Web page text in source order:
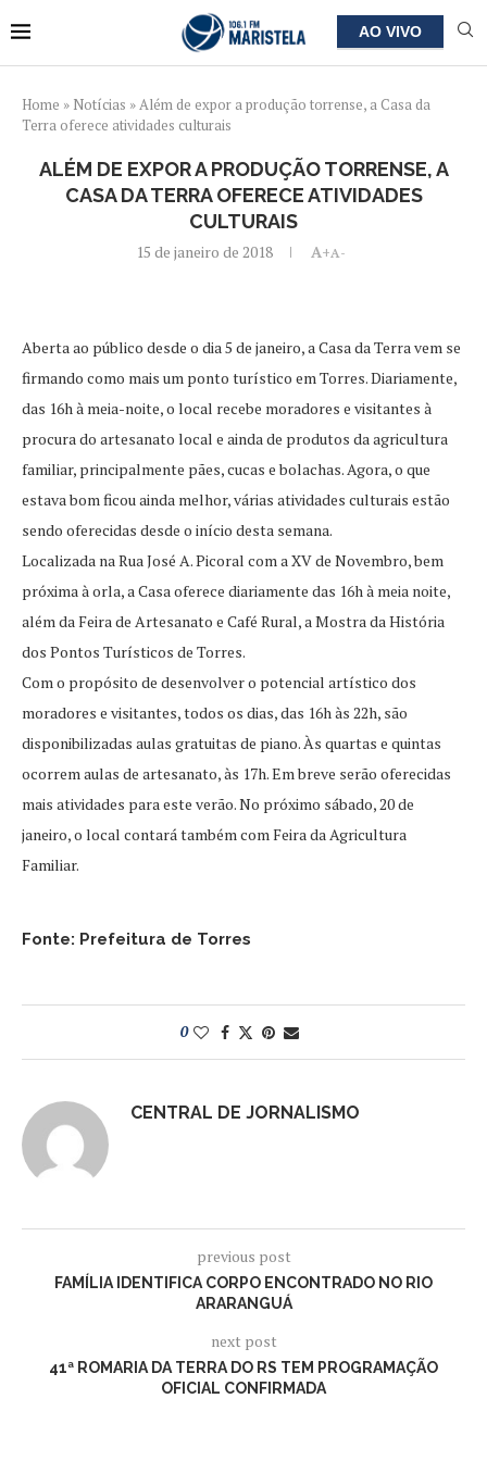
AO VIVO
Home » Notícias »Além de expor a produção torrense, a Casa da
Terra oferece atividades culturais
ALÉM DE EXPOR A PRODUÇÃO TORRENSE, A
CASA DA TERRA OFERECE ATIVIDADES
CULTURAIS
15 de janeiro de 2018 A+A-
Aberta ao público desde o dia 5 de janeiro, a Casa da Terra vem se
firmando como mais um ponto turístico em Torres. Diariamente,
das 16h à meia-noite, o local recebe moradores e visitantes à
procura do artesanato local e ainda de produtos da agricultura
familiar, principalmente pães, cucas e bolachas. Agora, o que
estava bom ficou ainda melhor, várias atividades culturais estão
sendo oferecidas desde o início desta semana.
Localizada na Rua José A. Picoral com a XV de Novembro, bem
próxima à orla, a Casa oferece diariamente das 16h à meia noite,
além da Feira de Artesanato e Café Rural, a Mostra da História
dos Pontos Turísticos de Torres.
Com o propósito de desenvolver o potencial artístico dos
moradores e visitantes, todos os dias, das 16h às 22h, são
disponibilizadas aulas gratuitas de piano. Às quartas e quintas
ocorrem aulas de artesanato, às 17h. Em breve serão oferecidas
mais atividades para este verão. No próximo sábado, 20 de
janeiro, o local contará também com Feira da Agricultura
Familiar.
Fonte: Prefeitura de Torres
0
CENTRAL DE JORNALISMO
previous post
FAMÍLIA IDENTIFICA CORPO ENCONTRADO NO RIO
ARARANGUÁ
next post
41ª ROMARIA DA TERRA DO RS TEM PROGRAMAÇÃO
OFICIAL CONFIRMADA